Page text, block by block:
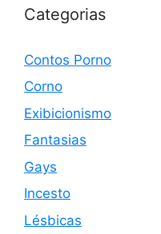
Categorias
Contos Porno
Corno
Exibicionismo
Fantasias
Gays
Incesto
Lésbicas